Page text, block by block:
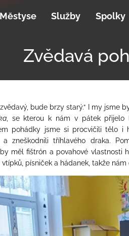
Služby Spolky
Zvědavá
zvědavý, bude brzy starý.“ I my jsme
, se kterou k nám v pátek přijelo
pohádky jsme si procvičili tělo i
zneškodnili tříhlavého draka.
měl fištrón a povahové vlastnosti
písniček a hádanek, takže nám